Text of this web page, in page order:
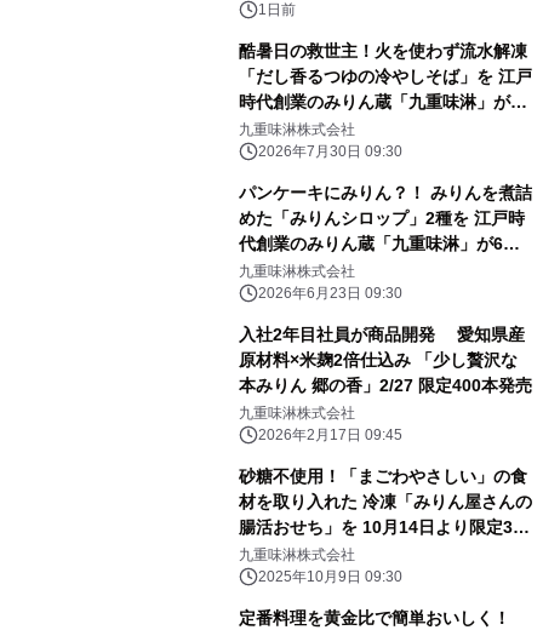
1日前
酷暑日の救世主！火を使わず流水解凍
「だし香るつゆの冷やしそば」を 江戸
時代創業のみりん蔵「九重味淋」が8
月6日に新発売
九重味淋株式会社
2026年7月30日 09:30
パンケーキにみりん？！ みりんを煮詰
めた「みりんシロップ」2種を 江戸時
代創業のみりん蔵「九重味淋」が6月
30日に新発売
九重味淋株式会社
2026年6月23日 09:30
入社2年目社員が商品開発 愛知県産
原材料×米麹2倍仕込み 「少し贅沢な
本みりん 郷の香」2/27 限定400本発売
九重味淋株式会社
2026年2月17日 09:45
砂糖不使用！「まごわやさしい」の食
材を取り入れた 冷凍「みりん屋さんの
腸活おせち」を 10月14日より限定30
個で予約受付開始！
九重味淋株式会社
2025年10月9日 09:30
定番料理を黄金比で簡単おいしく！